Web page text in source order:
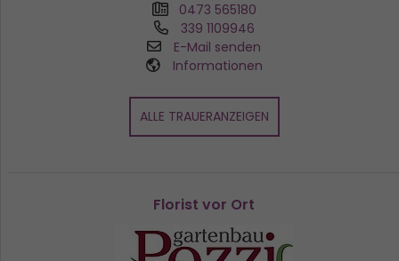
0473 565180
339 1109946
E-Mail senden
Informationen
ALLE TRAUERANZEIGEN
Florist vor Ort